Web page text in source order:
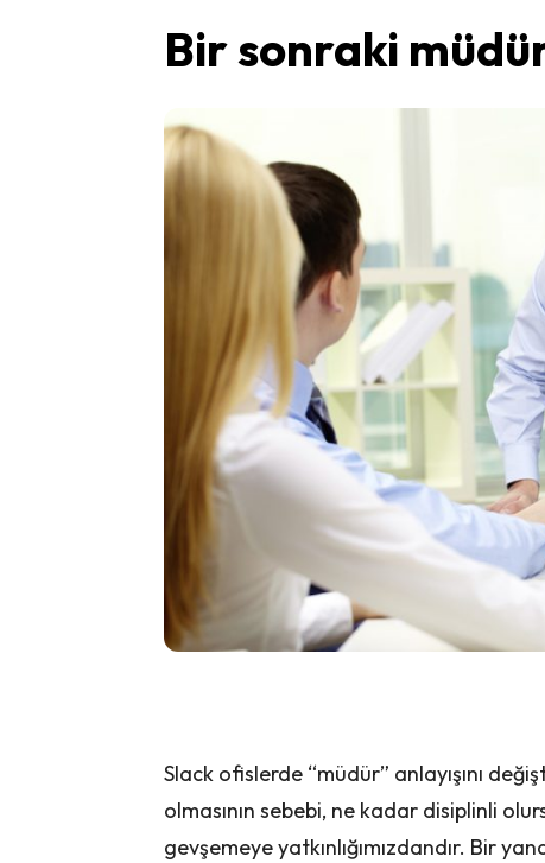
Bir sonraki
Slack ofislerde “müdür” anlayışını
olmasının sebebi, ne kadar disiplinli
gevşemeye yatkınlığımızdandır. Bir